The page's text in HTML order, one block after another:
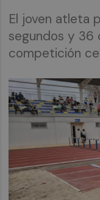
El joven atleta
segundos y 36
competición